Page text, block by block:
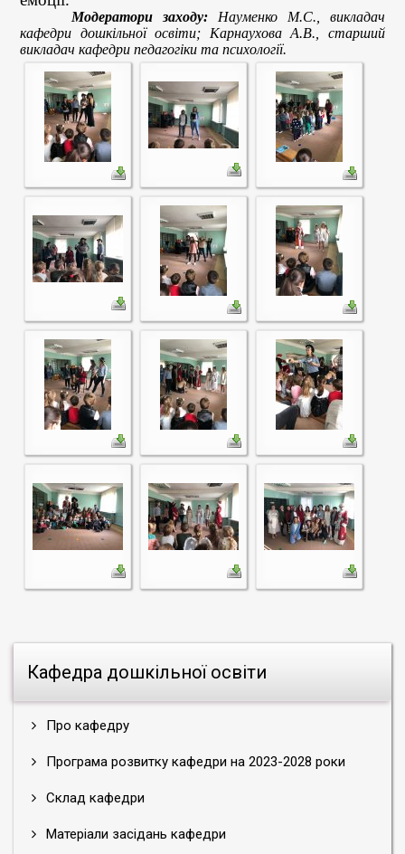
Кафедра дошкільної освіти
Про кафедру
Програма розвитку кафедри на 2023-2028 роки
Склад кафедри
Матеріали засідань кафедри
Модератори заходу: Науменко М.С., викладач
кафедри дошкільної освіти; Карнаухова А.В., старший
викладач кафедри педагогіки та психології.